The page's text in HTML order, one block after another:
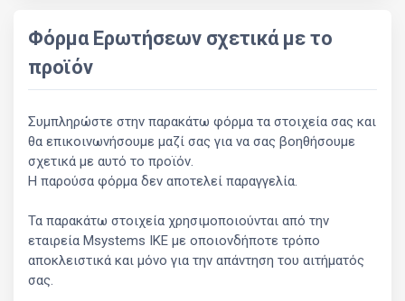
Φόρμα Ερωτήσεων σχετικά με το
προϊόν
Συμπληρώστε στην παρακάτω φόρμα τα στοιχεία σας και
θα επικοινωνήσουμε μαζί σας για να σας βοηθήσουμε
σχετικά με αυτό το προϊόν.
Η παρούσα φόρμα δεν αποτελεί παραγγελία.
Τα παρακάτω στοιχεία χρησιμοποιούνται από την
εταιρεία Msystems ΙΚΕ με οποιονδήποτε τρόπο
αποκλειστικά και μόνο για την απάντηση του αιτήματός
σας.